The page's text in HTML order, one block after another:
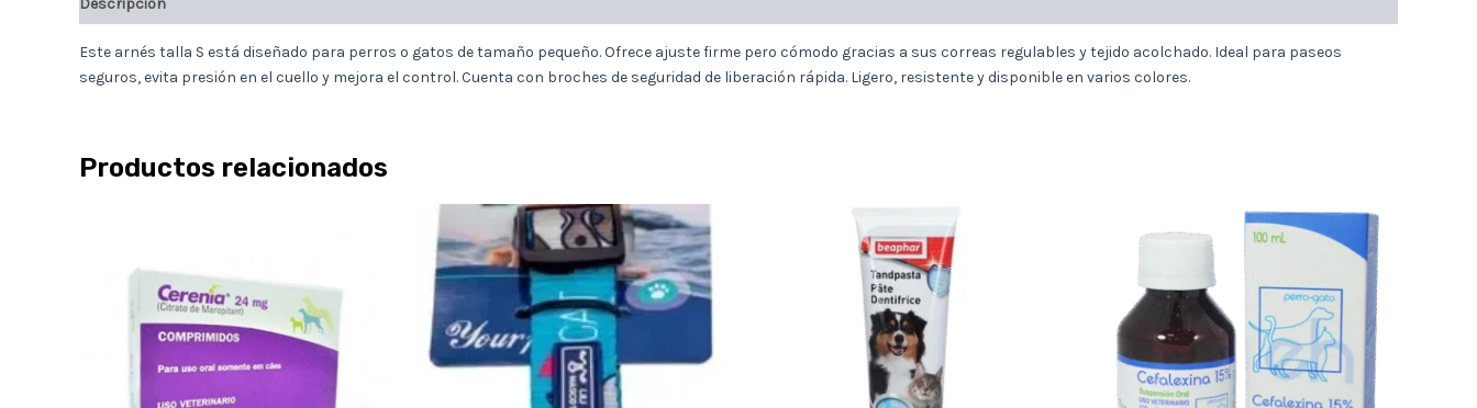
Descripción
Este arnés talla S está diseñado para perros o gatos de tamaño pequeño. Ofrece ajuste firme pero cómodo gracias a sus correas regulables y tejido acolchado. Ideal para paseos
seguros, evita presión en el cuello y mejora el control. Cuenta con broches de seguridad de liberación rápida. Ligero, resistente y disponible en varios colores.
Productos relacionados